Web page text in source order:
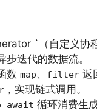
`（自定义协
步迭代的数据流。
数 map、 filter 返
，实现链式调用。
循环消费生